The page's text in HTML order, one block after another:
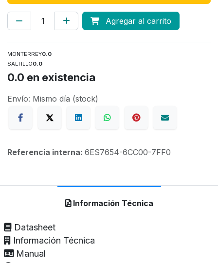
Agregar al carrito
MONTERREY0.0
SALTILLO0.0
0.0 en existencia
Envío: Mismo día (stock)
Referencia interna: 6ES7654-6CC00-7FF0
Información Técnica
Datasheet
Información Técnica
Manual